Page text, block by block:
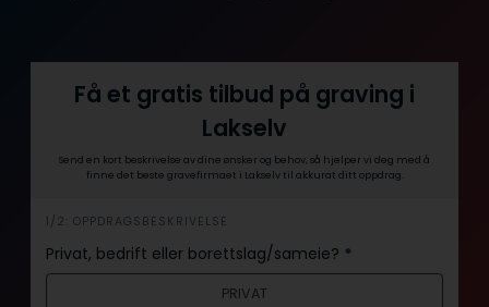
Få et gratis tilbud på graving i
Lakselv
Send en kort beskrivelse av dine ønsker og behov, så hjelper vi deg med å
finne det beste gravefirmaet i Lakselv til akkurat ditt oppdrag.
i
n
n
1/2: OPPDRAGSBESKRIVELSE
Privat, bedrift eller borettslag/sameie? *
PRIVAT